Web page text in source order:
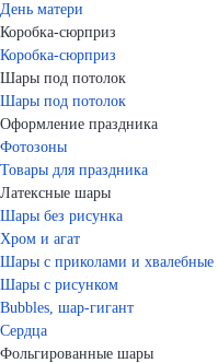
День матери
Коробка-сюрприз
Коробка-сюрприз
Шары под потолок
Шары под потолок
Оформление праздника
Фотозоны
Товары для праздника
Латексные шары
Шары без рисунка
Хром и агат
Шары с приколами и хвалебные
Шары с рисунком
Bubbles, шар-гигант
Сердца
Фольгированные шары